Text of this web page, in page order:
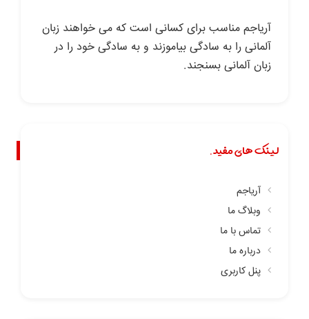
آریاجم مناسب برای کسانی است که می خواهند زبان
آلمانی را به سادگی بیاموزند و به سادگی خود را در
زبان آلمانی بسنجند.
لینک های مفید.
آریاجم
وبلاگ ما
تماس با ما
درباره ما
پنل کاربری